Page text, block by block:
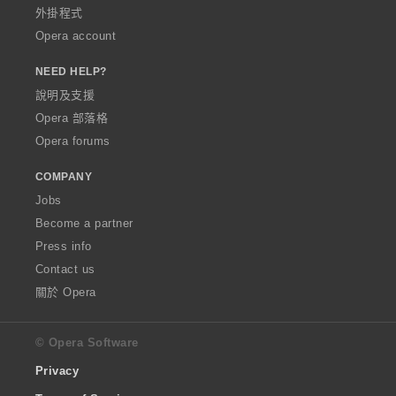
外掛程式
Opera account
NEED HELP?
說明及支援
Opera 部落格
Opera forums
COMPANY
Jobs
Become a partner
Press info
Contact us
關於 Opera
© Opera Software
Privacy